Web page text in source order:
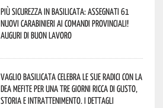
Più sicurezza in Basilicata: assegnati 61
nuovi Carabinieri ai Comandi provinciali!
Auguri di buon lavoro
Vaglio Basilicata celebra le sue radici con la
Dea Mefite per una tre giorni ricca di gusto,
storia e intrattenimento. I dettagli